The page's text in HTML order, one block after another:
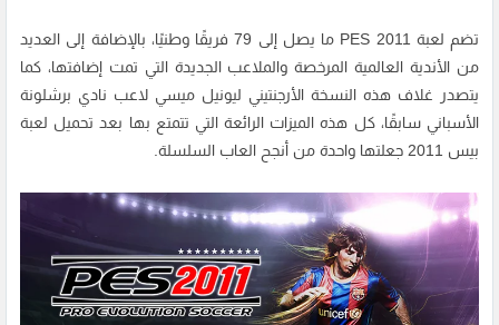
تضم لعبة PES 2011 ما يصل إلى 79 فريقًا وطنيًا، بالإضافة إلى العديد
من الأندية العالمية المرخصة والملاعب الجديدة التي تمت إضافتها، كما
يتصدر غلاف هذه النسخة الأرجنتيني ليونيل ميسي لاعب نادي برشلونة
الأسباني سابقًا، كل هذه الميزات الرائعة التي تتمتع بها بعد تحميل لعبة
بيس 2011 جعلتها واحدة من أنجح العاب السلسلة.